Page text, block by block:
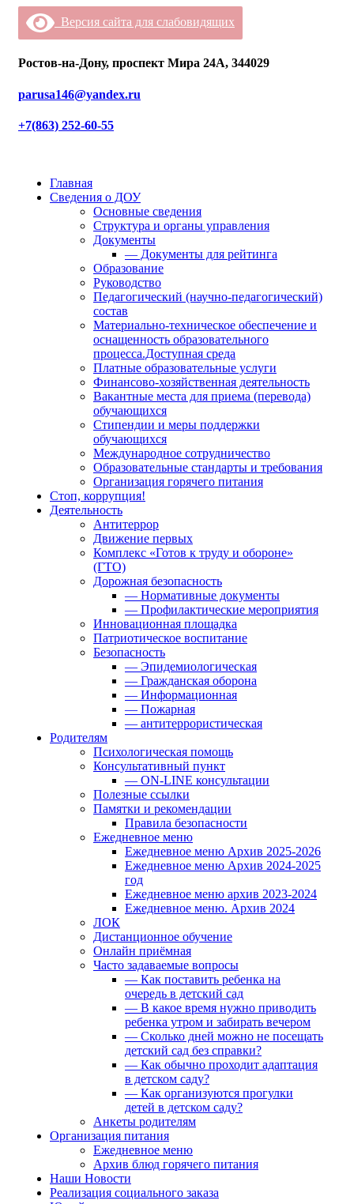
Версия сайта для слабовидящих
Ростов-на-Дону, проспект Мира 24А, 344029
parusa146@yandex.ru
+7(863) 252-60-55
Главная
Сведения о ДОУ
Основные сведения
Структура и органы управления
Документы
— Документы для рейтинга
Образование
Руководство
Педагогический (научно-педагогический)
состав
Материально-техническое обеспечение и
оснащенность образовательного
процесса.Доступная среда
Платные образовательные услуги
Финансово-хозяйственная деятельность
Вакантные места для приема (перевода)
обучающихся
Стипендии и меры поддержки
обучающихся
Международное сотрудничество
Образовательные стандарты и требования
Организация горячего питания
Стоп, коррупция!
Деятельность
Антитеррор
Движение первых
Комплекс «Готов к труду и обороне»
(ГТО)
Дорожная безопасность
— Нормативные документы
— Профилактические мероприятия
Инновационная площадка
Патриотическое воспитание
Безопасность
— Эпидемиологическая
— Гражданская оборона
— Информационная
— Пожарная
— антитеррористическая
Родителям
Психологическая помощь
Консультативный пункт
— ON-LINE консультации
Полезные ссылки
Памятки и рекомендации
Правила безопасности
Ежедневное меню
Ежедневное меню Архив 2025-2026
Ежедневное меню Архив 2024-2025
год
Ежедневное меню архив 2023-2024
Ежедневное меню. Архив 2024
ЛОК
Дистанционное обучение
Онлайн приёмная
Часто задаваемые вопросы
— Как поставить ребенка на
очередь в детский сад
— В какое время нужно приводить
ребенка утром и забирать вечером
— Сколько дней можно не посещать
детский сад без справки?
— Как обычно проходит адаптация
в детском саду?
— Как организуются прогулки
детей в детском саду?
Анкеты родителям
Организация питания
Ежедневное меню
Архив блюд горячего питания
Наши Новости
Реализация социального заказа